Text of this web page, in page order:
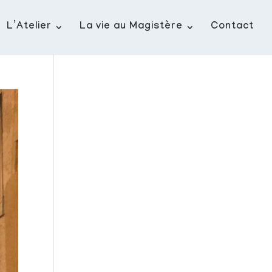
L’Atelier La vie au Magistère Contact